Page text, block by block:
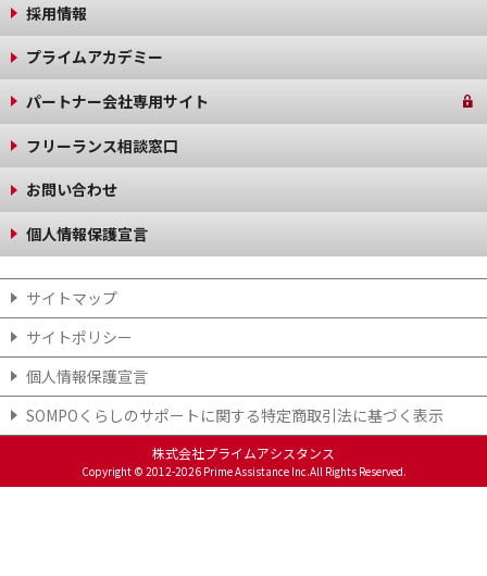
採用情報
プライムアカデミー
パートナー会社専用サイト
フリーランス相談窓口
お問い合わせ
個人情報保護宣言
サイトマップ
サイトポリシー
個人情報保護宣言
SOMPOくらしのサポート​に関する特定商取引法に基づく表示​
株式会社プライムアシスタンス
Copyright © 2012-2026 Prime Assistance Inc.All Rights Reserved.